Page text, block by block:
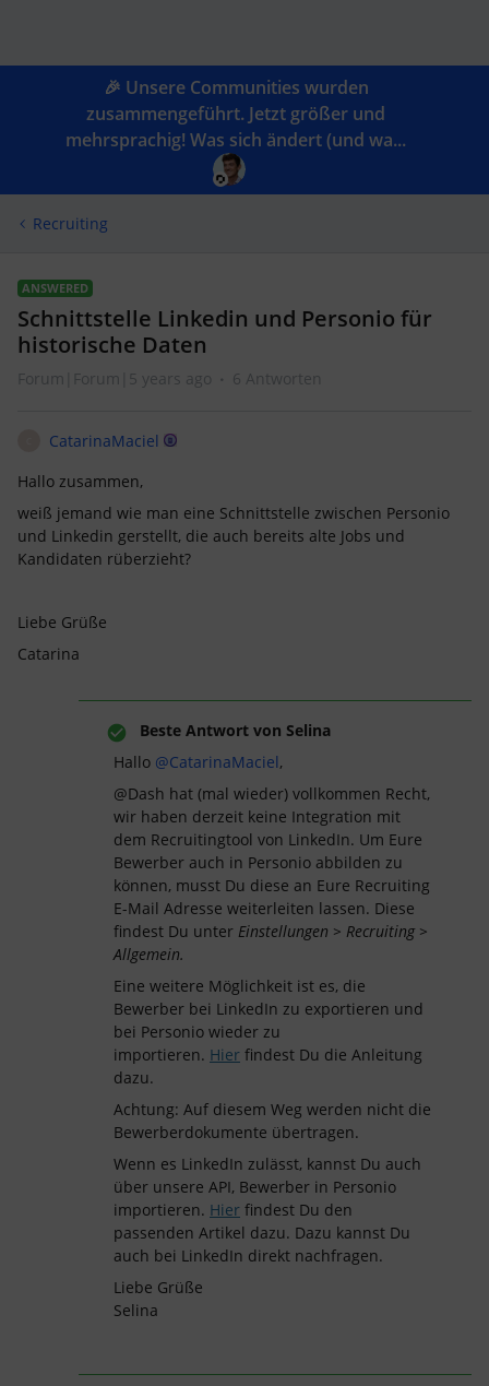
🎉 Unsere Communities wurden
zusammengeführt. Jetzt größer und
mehrsprachig! Was sich ändert (und wa...
Recruiting
ANSWERED
Schnittstelle Linkedin und Personio für
historische Daten
Forum|Forum|5 years ago 6 Antworten
CatarinaMaciel
Hallo zusammen,
weiß jemand wie man eine Schnittstelle zwischen Personio
und Linkedin gerstellt, die auch bereits alte Jobs und
Kandidaten rüberzieht?
Liebe Grüße
Catarina
Beste Antwort von Selina
Hallo @CatarinaMaciel,
@Dash hat (mal wieder) vollkommen Recht,
wir haben derzeit keine Integration mit
dem Recruitingtool von LinkedIn. Um Eure
Bewerber auch in Personio abbilden zu
können, musst Du diese an Eure Recruiting
E-Mail Adresse weiterleiten lassen. Diese
findest Du unter Einstellungen > Recruiting >
Allgemein.
Eine weitere Möglichkeit ist es, die
Bewerber bei LinkedIn zu exportieren und
bei Personio wieder zu
importieren. Hier findest Du die Anleitung
dazu.
Achtung: Auf diesem Weg werden nicht die
Bewerberdokumente übertragen.
Wenn es LinkedIn zulässt, kannst Du auch
über unsere API, Bewerber in Personio
importieren. Hier findest Du den
passenden Artikel dazu. Dazu kannst Du
auch bei LinkedIn direkt nachfragen.
Liebe Grüße
Selina